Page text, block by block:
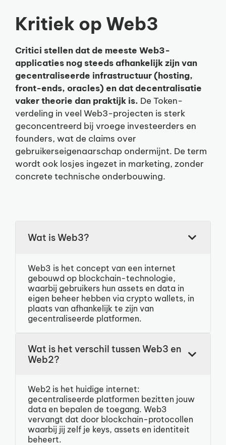
Kritiek op Web3
Critici stellen dat de meeste Web3-
applicaties nog steeds afhankelijk zijn van
gecentraliseerde infrastructuur (hosting,
front-ends, oracles) en dat decentralisatie
vaker theorie dan praktijk is. De Token-
verdeling in veel Web3-projecten is sterk
geconcentreerd bij vroege investeerders en
founders, wat de claims over
gebruikerseigenaarschap ondermijnt. De term
wordt ook losjes ingezet in marketing, zonder
concrete technische onderbouwing.
Wat is Web3?
Web3 is het concept van een internet
gebouwd op blockchain-technologie,
waarbij gebruikers hun assets en data in
eigen beheer hebben via crypto wallets, in
plaats van afhankelijk te zijn van
gecentraliseerde platformen.
Wat is het verschil tussen Web3 en
Web2?
Web2 is het huidige internet:
gecentraliseerde platformen bezitten jouw
data en bepalen de toegang. Web3
vervangt dat door blockchain-protocollen
waarbij jij zelf je keys, assets en identiteit
beheert.